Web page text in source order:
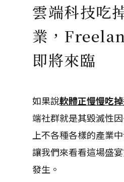
雲端科技吃
業，
即將來臨
如果說軟體正慢慢吃
端社群就是其毀滅性
上不各種各樣的產業
讓我們來看看這場盛
發生。